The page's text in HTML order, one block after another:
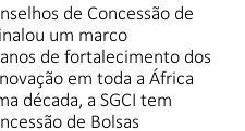
de Concessão de
um marco
de fortalecimento dos
em toda a África
década, a SGCI tem
de Bolsas